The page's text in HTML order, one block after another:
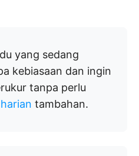
yang sedang
kebiasaan dan ingin
tanpa perlu
tambahan.